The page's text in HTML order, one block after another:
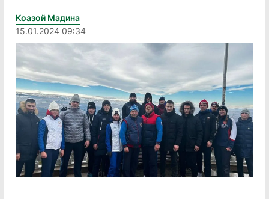
Коазой Мадина
15.01.2024 09:34